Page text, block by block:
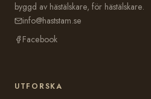
byggd av hästälskare, för hästälskare.
info@haststam.se
Facebook
UTFORSKA